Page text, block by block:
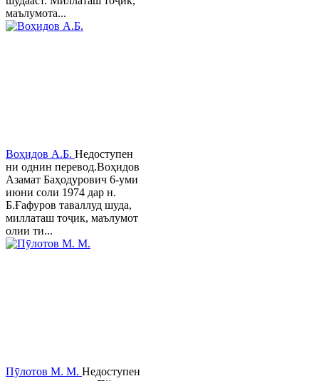
маълумота...
Воҳидов А.Б. Недоступен
ни однин перевод.Воҳидов
Азамат Баҳодурович 6-уми
июни соли 1974 дар н.
Б.Ғафуров таваллуд шуда,
миллаташ тоҷик, маълумот
олии ти...
Пӯлотов М. М. Недоступен